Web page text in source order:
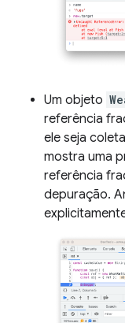
Um objeto
referência
ele seja
mostra uma
referência
depuração.